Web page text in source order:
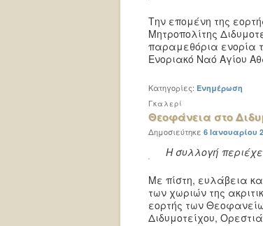
Την επομένη της
Μητροπολίτης
παραμεθόρια ενορία
Ενοριακό Ναό Αγίου
Κατηγορίες: Ενημέρωση
Θεοφάνεια στο
Γκαλερί
Δημοσιεύτηκε 6 Ιανουαρίου
Η συλλογή
Με πίστη, ευλάβεια
των χωριών της
εορτής των
Διδυμοτείχου,